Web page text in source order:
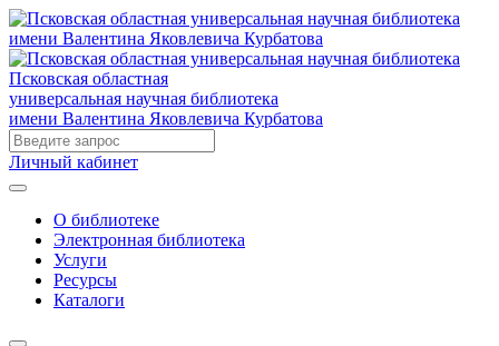
Псковская областная
универсальная научная библиотека
имени Валентина Яковлевича Курбатова
Личный кабинет
О библиотеке
Электронная библиотека
Услуги
Ресурсы
Каталоги